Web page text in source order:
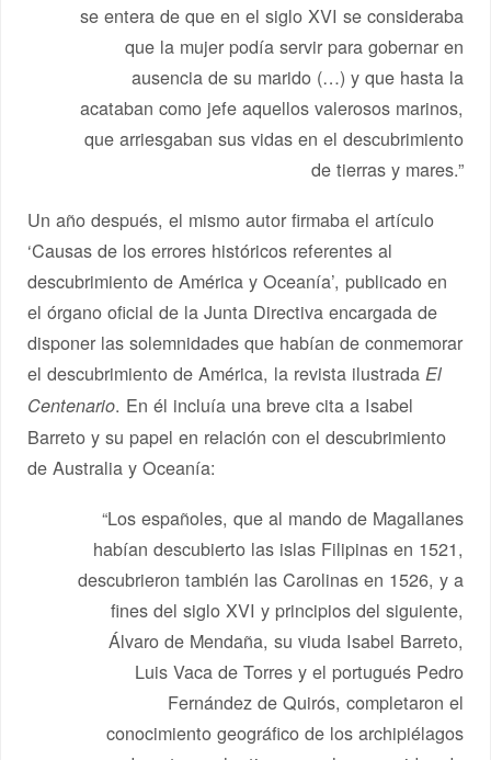
se entera de que en el siglo XVI se consideraba
que la mujer podía servir para gobernar en
ausencia de su marido (…) y que hasta la
acataban como jefe aquellos valerosos marinos,
que arriesgaban sus vidas en el descubrimiento
de tierras y mares.”
Un año después, el mismo autor firmaba el artículo
‘Causas de los errores históricos referentes al
descubrimiento de América y Oceanía’, publicado en
el órgano oficial de la Junta Directiva encargada de
disponer las solemnidades que habían de conmemorar
el descubrimiento de América, la revista ilustrada El
Centenario. En él incluía una breve cita a Isabel
Barreto y su papel en relación con el descubrimiento
de Australia y Oceanía:
“Los españoles, que al mando de Magallanes
habían descubierto las islas Filipinas en 1521,
descubrieron también las Carolinas en 1526, y a
fines del siglo XVI y principios del siguiente,
Álvaro de Mendaña, su viuda Isabel Barreto,
Luis Vaca de Torres y el portugués Pedro
Fernández de Quirós, completaron el
conocimiento geográfico de los archipiélagos